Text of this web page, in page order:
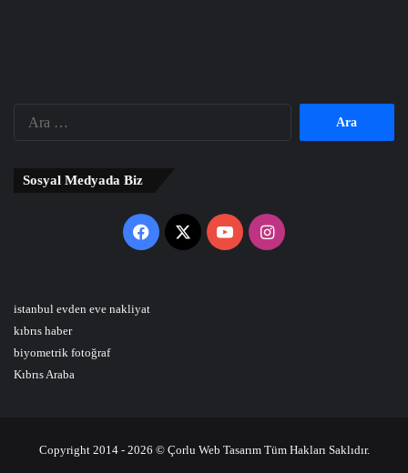
Sosyal Medyada Biz
Facebook
X YouTubeInstagram
istanbul evden eve nakliyat
kıbrıs haber
biyometrik fotoğraf
Kıbrıs Araba
Copyright 2014 - 2026 © Çorlu Web Tasarım Tüm Hakları Saklıdır.